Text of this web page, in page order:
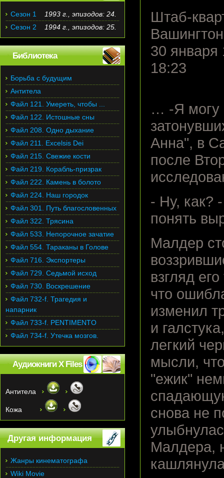
Штаб-
30 января
18:23
… -Я могу
Анна", в
после
- Ну, как?
понять
Малдер
взгляд
что
изменил
и
легкий
мысли,
"ежик"
снова не
Малдера,
Сезон 1
1993 г., эпизодов: 24.
Сезон 2
1994 г., эпизодов: 25.
Библиотека
Борьба с будущим
Антитела
Файл 121. Умереть, чтобы ...
Файл 122. Истошные сны
Файл 208. Одно дыхание
Файл 211. Excelsis Dei
Файл 215. Свежие кости
Файл 219. Корабль-призрак
Файл 222. Камень в болото
Файл 224. Наш городок
Файл 301. Путь благословенных
Файл 322. Трясина
Файл 533. Непорочное зачатие
Файл 554. Тараканы в Голове
Файл 716. Экспортеры
Файл 729. Седьмой исход
Файл 730. Воскрешение
Файл 732-f. Трагедия и
напарник
Файл 733-f. PENTIMENTO
Файл 734-f. Утечка мозгов.
Аудиокниги X Files
Антитела
Кожа
Другая информация
Жанры кинематографа
Wiki Movie